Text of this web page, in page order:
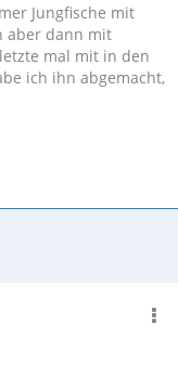
Jungfische mit
aber dann mit
mal mit in den
ich ihn abgemacht,